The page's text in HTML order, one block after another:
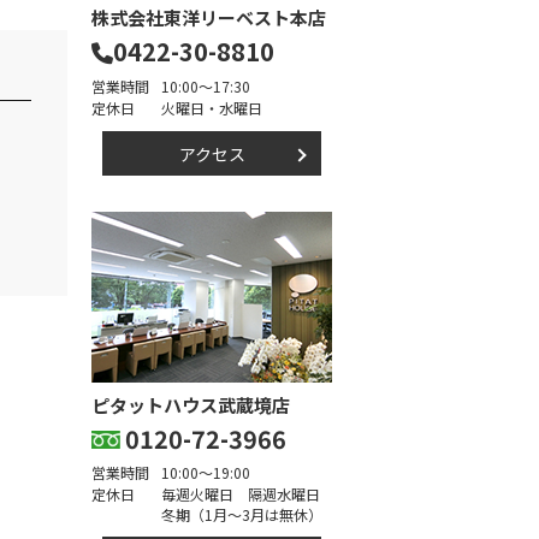
株式会社東洋リーベスト本店
0422-30-8810
営業時間
10:00～17:30
定休日
火曜日・水曜日
アクセス
ピタットハウス武蔵境店
0120-72-3966
営業時間
10:00～19:00
定休日
毎週火曜日 隔週水曜日
冬期（1月～3月は無休）